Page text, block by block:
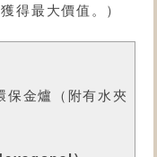
得最大價值。）
保金爐
（附有水夾